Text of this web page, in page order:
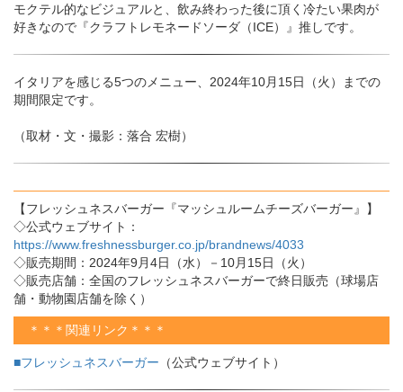
モクテル的なビジュアルと、飲み終わった後に頂く冷たい果肉が
好きなので『クラフトレモネードソーダ（ICE）』推しです。
イタリアを感じる5つのメニュー、2024年10月15日（火）までの
期間限定です。
（取材・文・撮影：落合 宏樹）
【フレッシュネスバーガー『マッシュルームチーズバーガー』】
◇公式ウェブサイト：
https://www.freshnessburger.co.jp/brandnews/4033
◇販売期間：2024年9月4日（水）－10月15日（火）
◇販売店舗：全国のフレッシュネスバーガーで終日販売（球場店
舗・動物園店舗を除く）
＊＊＊関連リンク＊＊＊
■フレッシュネスバーガー （公式ウェブサイト）